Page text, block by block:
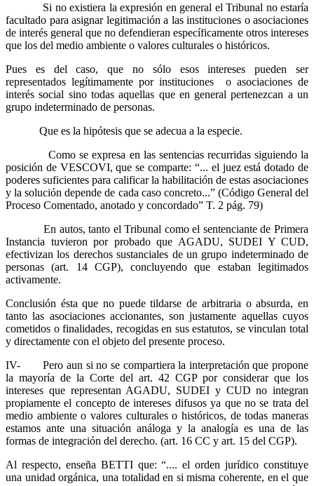
Si no existiera la expresión en general el Tribunal no estaría
facultado para asignar legitimación a las instituciones o asociaciones
de interés general que no defendieran específicamente otros intereses
que los del medio ambiente o valores culturales o históricos.
Pues es del caso, que no sólo esos intereses pueden ser
representados legítimamente por instituciones o asociaciones de
interés social sino todas aquellas que en general pertenezcan a un
grupo indeterminado de personas.
Que es la hipótesis que se adecua a la especie.
Como se expresa en las sentencias recurridas siguiendo la
posición de VESCOVI, que se comparte: “... el juez está dotado de
poderes suficientes para calificar la habilitación de estas asociaciones
y la solución depende de cada caso concreto...” (Código General del
Proceso Comentado, anotado y concordado” T. 2 pág. 79)
En autos, tanto el Tribunal como el sentenciante de Primera
Instancia tuvieron por probado que AGADU, SUDEI Y CUD,
efectivizan los derechos sustanciales de un grupo indeterminado de
personas (art. 14 CGP), concluyendo que estaban legitimados
activamente.
Conclusión ésta que no puede tildarse de arbitraria o absurda, en
tanto las asociaciones accionantes, son justamente aquellas cuyos
cometidos o finalidades, recogidas en sus estatutos, se vinculan total
y directamente con el objeto del presente proceso.
IV- Pero aun si no se compartiera la interpretación que propone
la mayoría de la Corte del art. 42 CGP por considerar que los
intereses que representan AGADU, SUDEI y CUD no integran
propiamente el concepto de intereses difusos ya que no se trata del
medio ambiente o valores culturales o históricos, de todas maneras
estamos ante una situación análoga y la analogía es una de las
formas de integración del derecho. (art. 16 CC y art. 15 del CGP).
Al respecto, enseña BETTI que: “.... el orden jurídico constituye
una unidad orgánica, una totalidad en si misma coherente, en el que